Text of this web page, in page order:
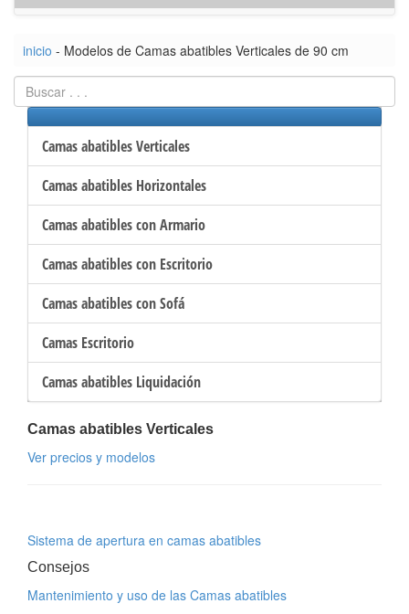
inicio - Modelos de Camas abatibles Verticales de 90 cm
Camas abatibles Verticales
Camas abatibles Horizontales
Camas abatibles con Armario
Camas abatibles con Escritorio
Camas abatibles con Sofá
Camas Escritorio
Camas abatibles Liquidación
Camas abatibles Verticales
Ver precios y modelos
Sistema de apertura en camas abatibles
Consejos
Mantenimiento y uso de las Camas abatibles